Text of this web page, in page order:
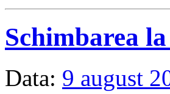
Schimbarea
Data: 9 august